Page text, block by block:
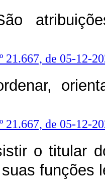
21.667, de 05-12-
21.667, de 05-12-
o titular
funções